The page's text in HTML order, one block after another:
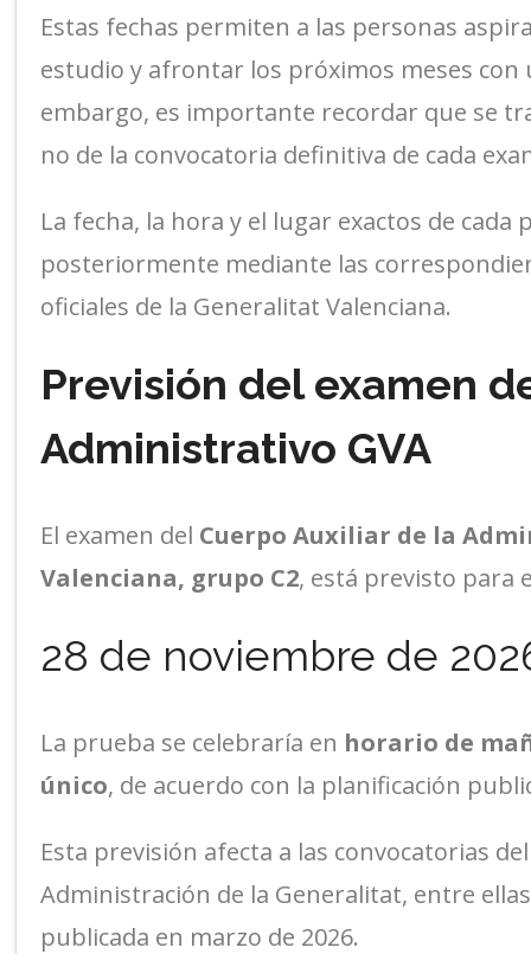
Estas fechas permiten a las personas
estudio y afrontar los próximos meses con
embargo, es importante recordar que se
no de la convocatoria definitiva de cada
La fecha, la hora y el lugar exactos de
posteriormente mediante las
oficiales de la Generalitat Valenciana.
Previsión del examen
Administrativo GVA
El examen del Cuerpo Auxiliar de la
Valenciana, grupo C2, está previsto para
28 de noviembre de
La prueba se celebraría en horario de
único, de acuerdo con la planificación
Esta previsión afecta a las convocatorias
Administración de la Generalitat, entre
publicada en marzo de 2026.